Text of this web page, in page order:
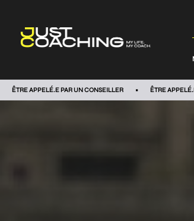
ÊTRE APPELÉ.E PAR UN CONSEILLER ÊTRE